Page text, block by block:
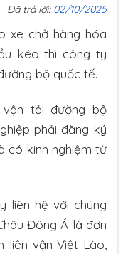
Đã trả lời: 02/10/2025
xe chở hàng hóa
kéo thì công ty
bộ quốc tế.
tải đường bộ
phải đăng ký
có kinh nghiệm từ
liên hệ với chúng
Đông Á là đơn
liên vận Việt Lào,